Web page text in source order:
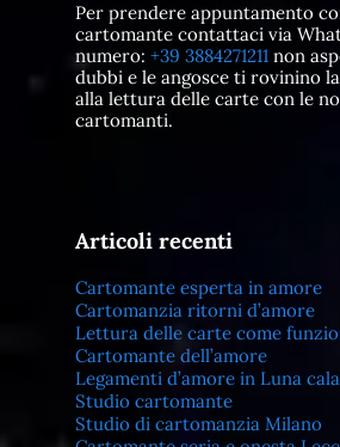
Per prendere appuntamento
cartomante contattaci via
numero: +39 3884271211non
dubbi e le angosce ti rovinino
alla lettura delle carte con le
cartomanti.
Articoli recenti
Cartomante esperta in amore
Cartomanzia ritorni d’amore
Lettura delle carte come
Cartomante dell’amore
Legamenti d’amore in Luna
Studio cartomante
Studio di cartomanzia Milano